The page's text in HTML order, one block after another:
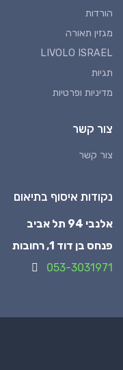
הורדות
מגזין תאורה
LIVOLO ISRAEL
תגיות
מדיניות ופרטיות
צור קשר
צור קשר
נקודות איסוף בתיאום
אלנבי 94 תל אביב
פנחס בן דוד 1, רחובות
053-3031971